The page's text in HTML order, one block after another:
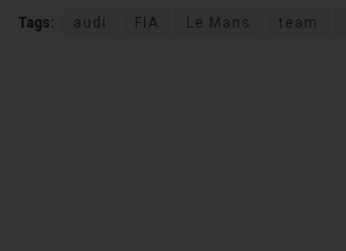
Tags: audi FIA Le Mans team